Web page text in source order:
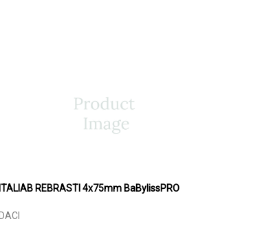
REBRASTI 4x75mm BaBylissPRO